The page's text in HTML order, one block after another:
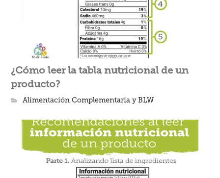
¿Cómo leer la tabla nutricional de un
producto?
Alimentación Complementaria y BLW